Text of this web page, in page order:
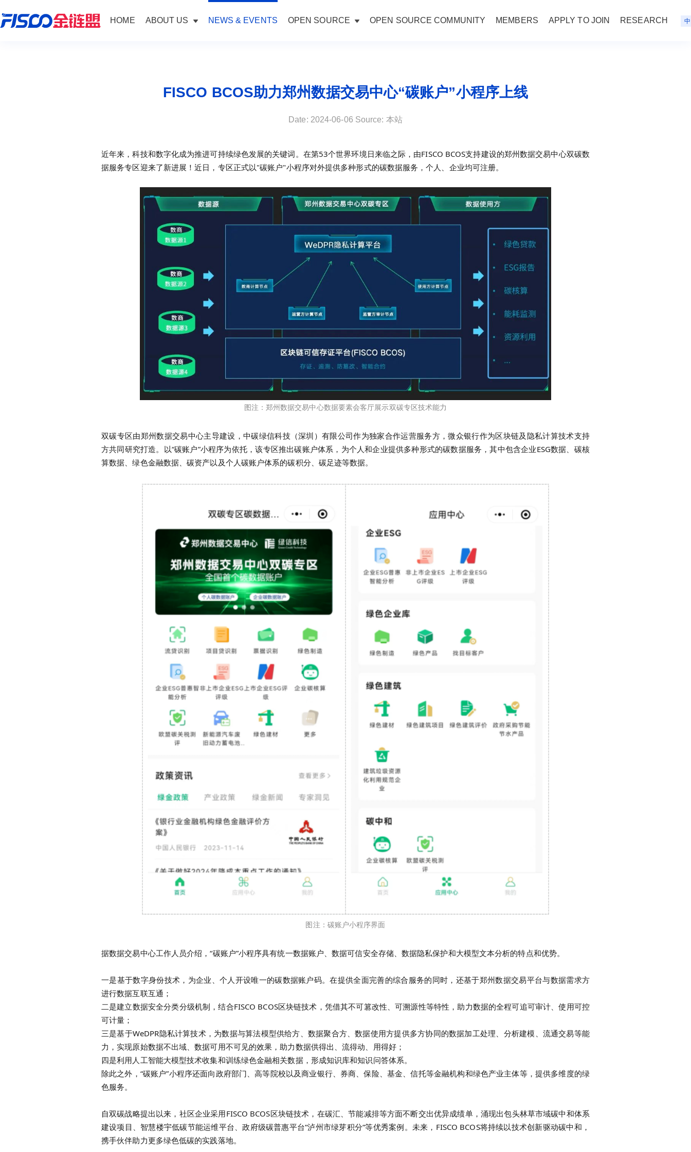
中
HOME ABOUT US NEWS & EVENTS OPEN SOURCE OPEN SOURCE COMMUNITY MEMBERS APPLY TO JOIN RESEARCH
FISCO BCOS助力郑州数据交易中心“碳账户”小程序上线
Date: 2024-06-06 Source: 本站
近年来，科技和数字化成为推进可持续绿色发展的关键词。在第53个世界环境日来临之际，由FISCO BCOS支持建设的郑州数据交易中心双碳数
据服务专区迎来了新进展！近日，专区正式以"碳账户"小程序对外提供多种形式的碳数据服务，个人、企业均可注册。
图注：郑州数据交易中心数据要素会客厅展示双碳专区技术能力
双碳专区由郑州数据交易中心主导建设，中碳绿信科技（深圳）有限公司作为独家合作运营服务方，微众银行作为区块链及隐私计算技术支持
方共同研究打造。 以“碳账户”小程序为依托，该专区推出碳账户体系，为个人和企业提供多种形式的碳数据服务，其中包含企业ESG数据、碳核
算数据、绿色金融数据、碳资产以及个人碳账户体系的碳积分、碳足迹等数据。
图注 ：碳账户小程序界面
据数据交易中心工作人员介绍，“碳账户”小程序具有统一数据账户、数据可信安全存储、数据隐私保护和大模型文本分析的特点和优势。
一是基于数字身份技术，为企业、个人开设唯一的碳数据账户码。在提供全面完善的综合服务的同时，还基于郑州数据交易平台与数据需求方
进行数据互联互通；
二是建立数据安全分类分级机制，结合FISCO BCOS区块链技术， 凭借其不可篡改性、可溯源性等特性，助力数据的全程可追可审计、使用可控
可计量 ；
三是基于WeDPR隐私计算技术， 为数据与算法模型供给方、数据聚合方、数据使用方提供多方协同的数据加工处理、分析建模、流通交易等能
力，实现原始数据不出域、数据可用不可见的效果，助力数据供得出、流得动、用得好；
四是利用人工智能大模型技术收集和训练绿色金融相关数据，形成知识库和知识问答体系。
除此之外，“碳账户”小程序还面向政府部门、高等院校以及商业银行、券商、保险、基金、信托等金融机构和绿色产业主体等，提供多维度的绿
色服务。
自双碳战略提出以来，社区企业采用FISCO BCOS区块链技术 ， 在碳汇、节能减排等方面不断交出优异成绩单，涌现出包头林草市域碳中和体系
建设项目、智慧楼宇低碳节能运维平台、政府级碳普惠平台“泸州市绿芽积分“等优秀案例。未来，FISCO BCOS将持续以技术创新驱动碳中和，
携手伙伴助力更多绿色低碳的实践落地。